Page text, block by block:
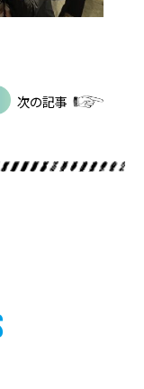
次の記事